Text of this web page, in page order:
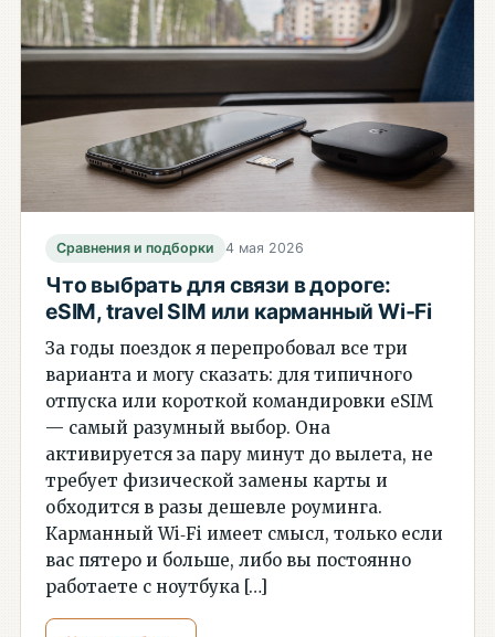
Сравнения и подборки 4 мая 2026
Что выбрать для связи в дороге:
eSIM, travel SIM или карманный Wi‑Fi
За годы поездок я перепробовал все три
варианта и могу сказать: для типичного
отпуска или короткой командировки eSIM
— самый разумный выбор. Она
активируется за пару минут до вылета, не
требует физической замены карты и
обходится в разы дешевле роуминга.
Карманный Wi‑Fi имеет смысл, только если
вас пятеро и больше, либо вы постоянно
работаете с ноутбука […]